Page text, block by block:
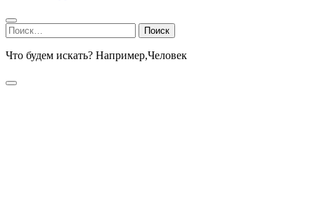
Найти:
Что будем искать? Например,Человек